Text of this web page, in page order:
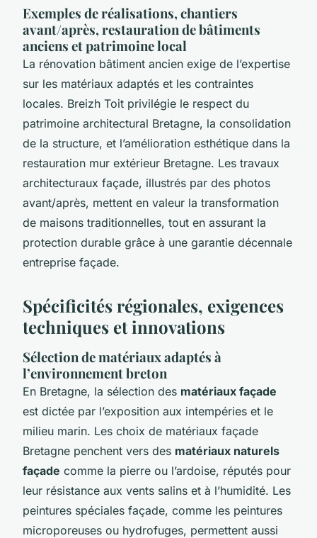
Exemples de réalisations, chantiers
avant/après, restauration de bâtiments
anciens et patrimoine local
La rénovation bâtiment ancien exige de l’expertise
sur les matériaux adaptés et les contraintes
locales. Breizh Toit privilégie le respect du
patrimoine architectural Bretagne, la consolidation
de la structure, et l’amélioration esthétique dans la
restauration mur extérieur Bretagne. Les travaux
architecturaux façade, illustrés par des photos
avant/après, mettent en valeur la transformation
de maisons traditionnelles, tout en assurant la
protection durable grâce à une garantie décennale
entreprise façade.
Spécificités régionales, exigences
techniques et innovations
Sélection de matériaux adaptés à
l’environnement breton
En Bretagne, la sélection des matériaux façade
est dictée par l’exposition aux intempéries et le
milieu marin. Les choix de matériaux façade
Bretagne penchent vers des matériaux naturels
façade comme la pierre ou l’ardoise, réputés pour
leur résistance aux vents salins et à l’humidité. Les
peintures spéciales façade, comme les peintures
microporeuses ou hydrofuges, permettent aussi